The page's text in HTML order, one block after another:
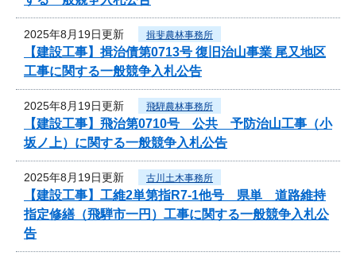
2025年8月19日更新 揖斐農林事務所
【建設工事】揖治債第0713号 復旧治山事業 尾又地区
工事に関する一般競争入札公告
2025年8月19日更新 飛騨農林事務所
【建設工事】飛治第0710号 公共 予防治山工事（小
坂ノ上）に関する一般競争入札公告
2025年8月19日更新 古川土木事務所
【建設工事】工維2単第指R7-1他号 県単 道路維持
指定修繕（飛騨市一円）工事に関する一般競争入札公
告